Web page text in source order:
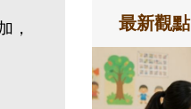
，
最新觀點